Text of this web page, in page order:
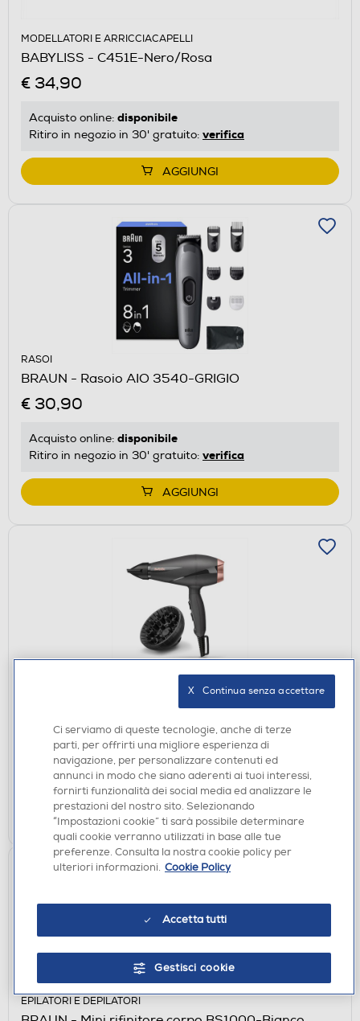
MODELLATORI E ARRICCIACAPELLI
BABYLISS - C451E-Nero/Rosa
€ 34,90
Acquisto online: disponibile
Ritiro in negozio in 30' gratuito: verifica
AGGIUNGI
RASOI
BRAUN - Rasoio AIO 3540-GRIGIO
€ 30,90
Acquisto online: disponibile
Ritiro in negozio in 30' gratuito: verifica
AGGIUNGI
BABYLISS - 6709DE-Nero/Bronzo
€ 29,90
Acquisto online: disponibile
Ritiro in negozio in 30' gratuito:verifica
AGGIUNGI
EPILATORI E DEPILATORI
Ci serviamo di queste tecnologie, anche di terze
parti, per offrirti una migliore esperienza di
navigazione, per personalizzare contenuti ed
annunci in modo che siano aderenti ai tuoi interessi,
fornirti funzionalità dei social media ed analizzare le
prestazioni del nostro sito. Selezionando
“Impostazioni cookie” ti sarà possibile determinare
quali cookie verranno utilizzati in base alle tue
preferenze. Consulta la nostra cookie policy per
ulteriori informazioni. Cookie Policy
Accetta tutti
Gestisci cookie
X   Continua senza accettare